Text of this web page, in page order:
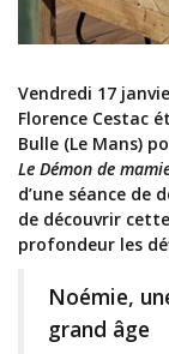
Vendredi 17
Florence Cestac
Bulle (Le Mans)
Le Démon de
d’une séance de
de découvrir
profondeur les
Noémie,
grand âge